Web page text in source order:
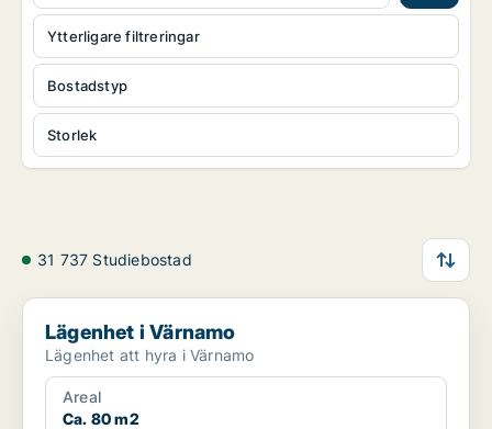
Bostadstyp
Storlek
Ytterligare filtreringar
31 737 Studiebostad
Lägenhet i Värnamo
Lägenhet i Värnamo
Lägenhet att hyra i Värnamo
Areal
Ca. 80 m2